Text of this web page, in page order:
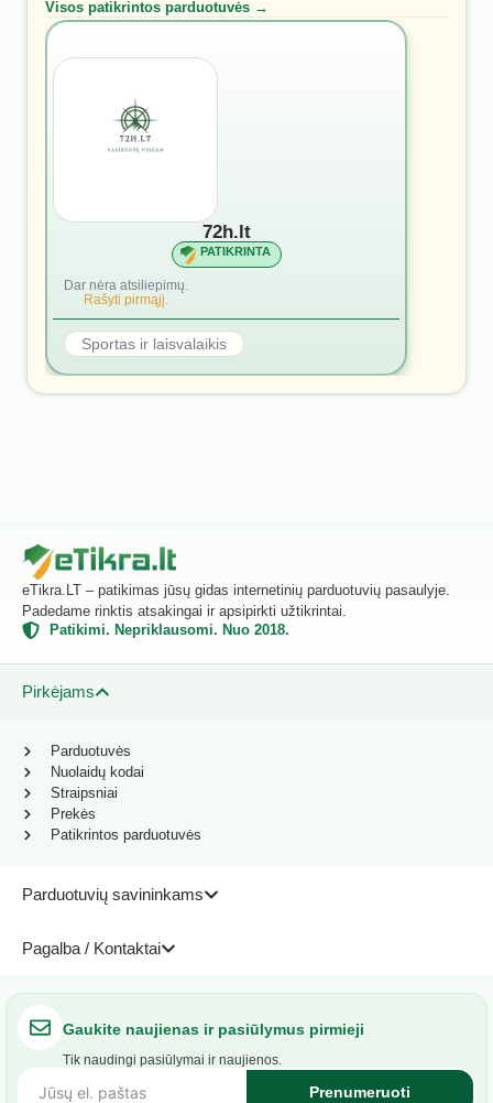
Visos patikrintos parduotuvės →
72h.lt
PATIKRINTA
Dar nėra atsiliepimų.
Rašyti pirmąjį.
Sportas ir laisvalaikis
eTikra.LT – patikimas jūsų gidas internetinių parduotuvių pasaulyje.
Padedame rinktis atsakingai ir apsipirkti užtikrintai.
Patikimi. Nepriklausomi. Nuo 2018.
Pirkėjams
Parduotuvių savininkams
Pagalba / Kontaktai
Parduotuvės
Nuolaidų kodai
Straipsniai
Prekės
Patikrintos parduotuvės
Gaukite naujienas ir pasiūlymus pirmieji
Tik naudingi pasiūlymai ir naujienos.
Prenumeruoti